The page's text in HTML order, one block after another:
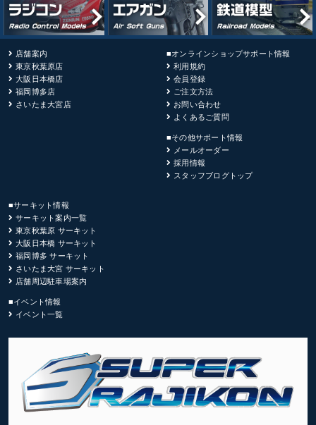
店舗案内
東京秋葉原店
大阪日本橋店
福岡博多店
さいたま大宮店
■オンラインショップサポート情報
利用規約
会員登録
ご注文方法
お問い合わせ
よくあるご質問
■その他サポート情報
メールオーダー
採用情報
スタッフブログトップ
■サーキット情報
サーキット案内一覧
東京秋葉原 サーキット
大阪日本橋 サーキット
福岡博多 サーキット
さいたま大宮 サーキット
店舗周辺駐車場案内
■イベント情報
イベント一覧